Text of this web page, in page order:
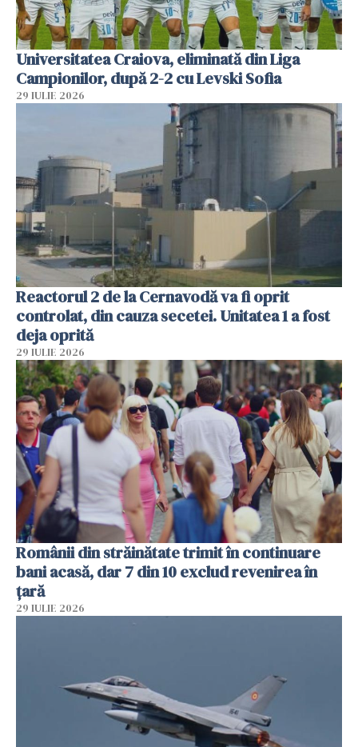
Universitatea Craiova, eliminată din Liga
Campionilor, după 2-2 cu Levski Sofia
29 IULIE 2026
Reactorul 2 de la Cernavodă va fi oprit
controlat, din cauza secetei. Unitatea 1 a fost
deja oprită
29 IULIE 2026
Românii din străinătate trimit în continuare
bani acasă, dar 7 din 10 exclud revenirea în
țară
29 IULIE 2026